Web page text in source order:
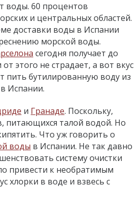
воды. 60 процентов
и центральных областей.
доставки воды в Испании
морской воды.
сегодня получает до
этого не страдает, а вот вкус
пить бутилированную воду из
Испании.
и Гранаде. Поскольку,
питающихся талой водой. Но
Что уж говорить о
воды в Испании. Не так давно
систему очистки
привести к необратимым
хлорки в воде и взвесь с